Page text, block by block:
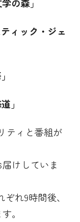
の森」
ィック・ジェ
」
ティと番組が
けしていま
ぞれ9時間後、
。